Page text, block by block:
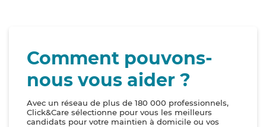
Comment pouvons-
nous vous aider ?
Avec un réseau de plus de 180 000 professionnels,
Click&Care sélectionne pour vous les meilleurs
candidats pour votre maintien à domicile ou vos